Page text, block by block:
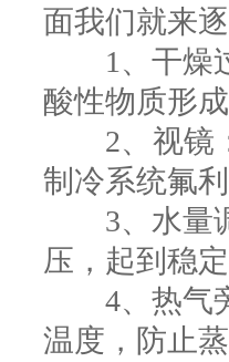
面我们就来
1、干燥过
酸性物质形
2、视镜：
制冷系统氟
3、水量调
压，起到稳
4、热气旁
温度，防止